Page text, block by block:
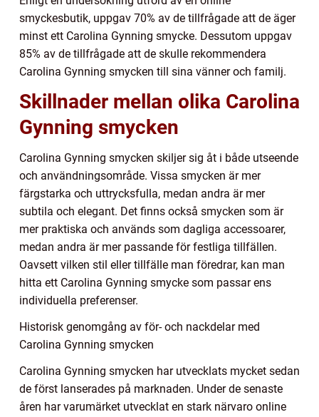
smyckesbutik, uppgav 70% av de tillfrågade att de äger
minst ett Carolina Gynning smycke. Dessutom uppgav
85% av de tillfrågade att de skulle rekommendera
Carolina Gynning smycken till sina vänner och familj.
Skillnader mellan olika Carolina
Gynning smycken
Carolina Gynning smycken skiljer sig åt i både utseende
och användningsområde. Vissa smycken är mer
färgstarka och uttrycksfulla, medan andra är mer
subtila och elegant. Det finns också smycken som är
mer praktiska och används som dagliga accessoarer,
medan andra är mer passande för festliga tillfällen.
Oavsett vilken stil eller tillfälle man föredrar, kan man
hitta ett Carolina Gynning smycke som passar ens
individuella preferenser.
Historisk genomgång av för- och nackdelar med
Carolina Gynning smycken
Carolina Gynning smycken har utvecklats mycket sedan
de först lanserades på marknaden. Under de senaste
åren har varumärket utvecklat en stark närvaro online